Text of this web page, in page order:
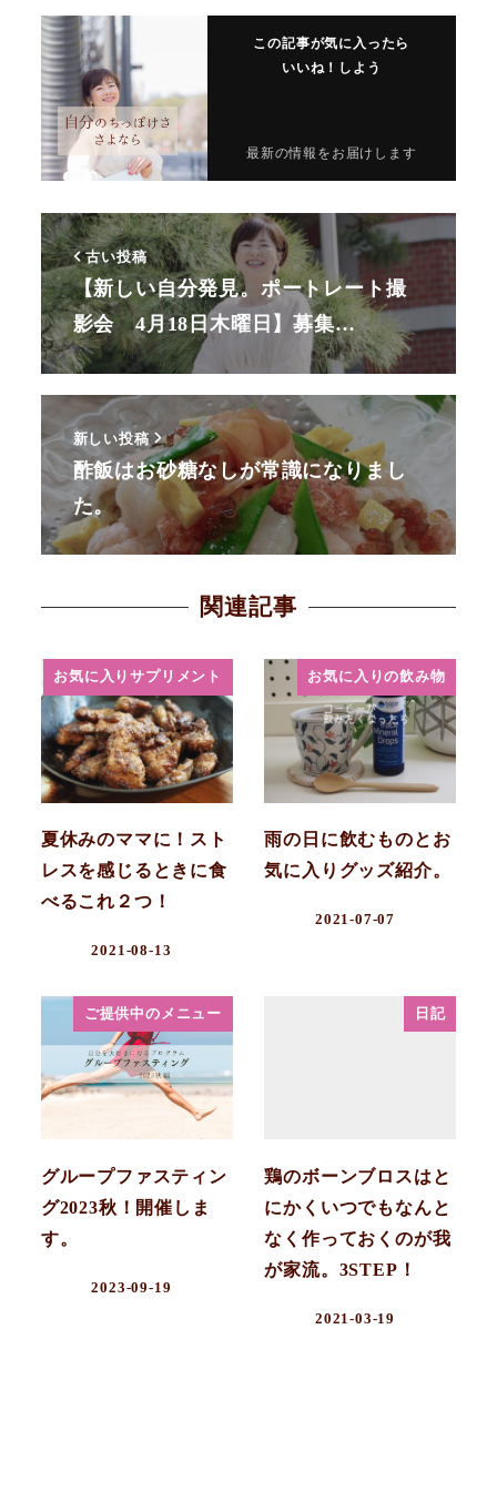
この記事が気に入ったら
いいね！しよう
最新の情報をお届けします
古い投稿
【新しい自分発見。ポートレート撮
影会 4月18日木曜日】募集…
新しい投稿
酢飯はお砂糖なしが常識になりまし
た。
関連記事
お気に入りサプリメント
夏休みのママに！スト
レスを感じるときに食
べるこれ２つ！
2021-08-13
お気に入りの飲み物
雨の日に飲むものとお
気に入りグッズ紹介。
2021-07-07
ご提供中のメニュー
グループファスティン
グ2023秋！開催しま
す。
2023-09-19
日記
鶏のボーンブロスはと
にかくいつでもなんと
なく作っておくのが我
が家流。3STEP！
2021-03-19